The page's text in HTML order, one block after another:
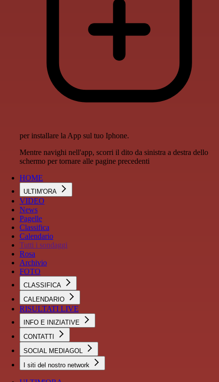
per installare la App sul tuo Iphone.
Mentre navighi nell'app, scorri il dito da sinistra a destra dello
schermo per tornare alle pagine precedenti
HOME
ULTIM'ORA
VIDEO
News
Pagelle
Classifica
Calendario
Tutti i sondaggi
Rosa
Archivio
FOTO
CLASSIFICA
CALENDARIO
RISULTATI LIVE
INFO E INIZIATIVE
CONTATTI
SOCIAL MEDIAGOL
I siti del nostro network